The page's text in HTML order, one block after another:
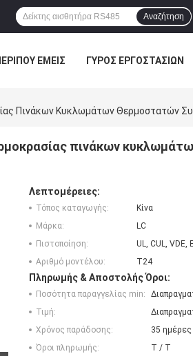
Αναζήτηση
ΕΜΕΊΣ ΓΎΡΟΣ ΕΡΓΟΣΤΑΣΊΩΝ
Πινάκων Κυκλωμάτων Θερμοστατών
πινάκων
Λεπτομέρειες:
Τόπος καταγωγής:
Κίνα
Μάρκα:
LC
Πιστοποίηση:
UL, CUL, VDE,
Αριθμό μοντέλου:
T24
Πληρωμής & Αποστολής Όροι:
Ποσότητα παραγγελίας min:
Τιμή:
Χρόνος παράδοσης:
35 ημέρες
Όροι πληρωμής:
T / T